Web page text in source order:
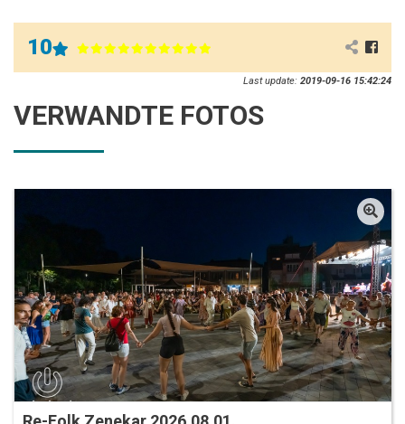
10
Last update: 2019-09-16 15:42:24
VERWANDTE FOTOS